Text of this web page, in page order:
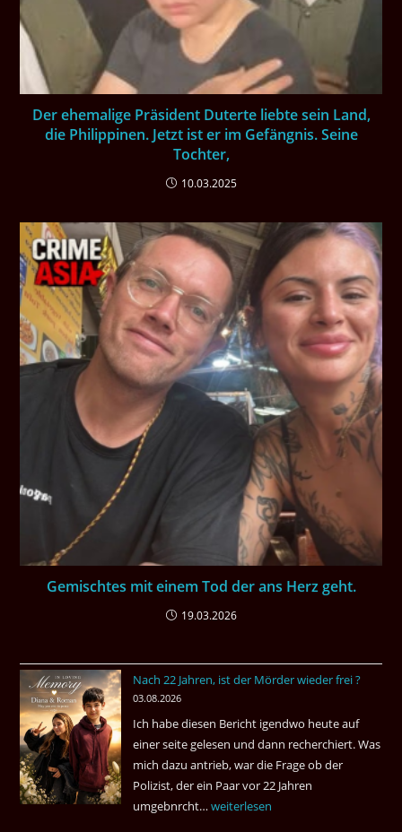
Der ehemalige Präsident Duterte liebte sein Land,
die Philippinen. Jetzt ist er im Gefängnis. Seine
Tochter,
10.03.2025
Gemischtes mit einem Tod der ans Herz geht.
19.03.2026
Nach 22 Jahren, ist der Mörder wieder frei ?
03.08.2026
Ich habe diesen Bericht igendwo heute auf
einer seite gelesen und dann recherchiert. Was
mich dazu antrieb, war die Frage ob der
Polizist, der ein Paar vor 22 Jahren
umgebnrcht…Nach
weiterlesen